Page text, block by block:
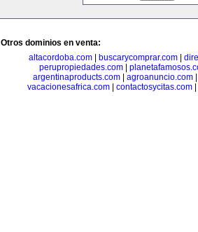
Otros dominios en venta:
altacordoba.com
buscarycomprar.com
perupropiedades.com
argentinaproducts.com| agroanuncio.com
vacacionesafrica.com| contactosycitas.com|